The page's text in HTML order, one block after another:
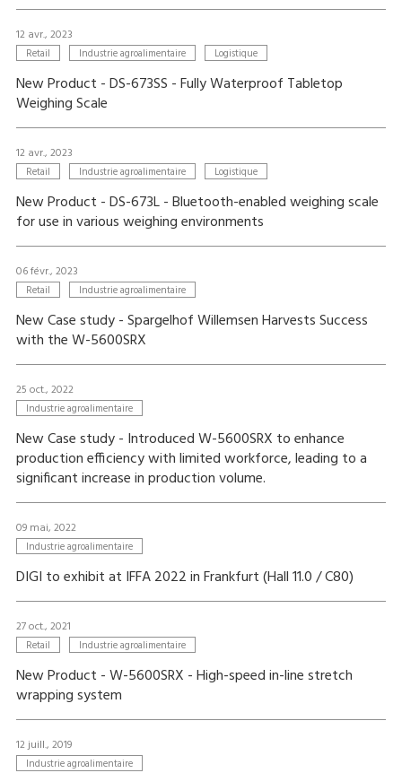
12 avr., 2023
Retail Industrie agroalimentaire Logistique
New Product - DS-673SS - Fully Waterproof Tabletop
Weighing Scale
12 avr., 2023
Retail Industrie agroalimentaire Logistique
New Product - DS-673L - Bluetooth-enabled weighing scale
for use in various weighing environments
06 févr., 2023
Retail Industrie agroalimentaire
New Case study - Spargelhof Willemsen Harvests Success
with the W-5600SRX
25 oct., 2022
Industrie agroalimentaire
New Case study - Introduced W-5600SRX to enhance
production efficiency with limited workforce, leading to a
significant increase in production volume.
09 mai, 2022
Industrie agroalimentaire
DIGI to exhibit at IFFA 2022 in Frankfurt (Hall 11.0 / C80)
27 oct., 2021
Retail Industrie agroalimentaire
New Product - W-5600SRX - High-speed in-line stretch
wrapping system
12 juill., 2019
Industrie agroalimentaire